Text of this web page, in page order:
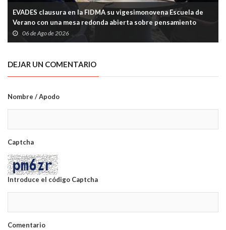
EVADES clausura en la FIDMA su vigesimonovena Escuela de
Verano con una mesa redonda abierta sobre pensamiento
crítico y tecnología
06 de Ago de 2026
DEJAR UN COMENTARIO
Nombre / Apodo
Captcha
Introduce el código Captcha
Comentario